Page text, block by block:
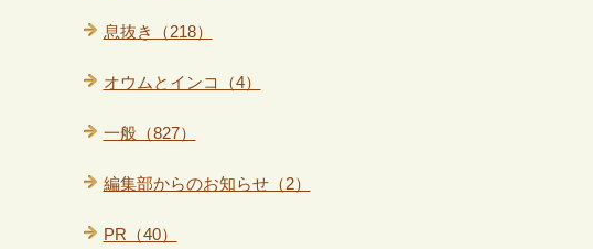
息抜き（218）
オウムとインコ（4）
一般（827）
編集部からのお知らせ（2）
PR（40）